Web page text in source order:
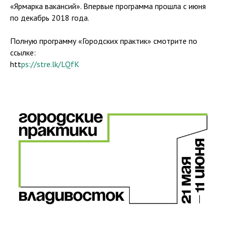
«Ярмарка вакансий». Впервые программа прошла с июня
по декабрь 2018 года.
Полную программу «Городских практик» смотрите по
ссылке:
https://stre.lk/LQfK